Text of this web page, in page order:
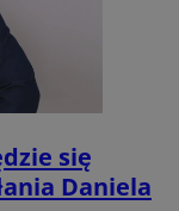
się
Daniela